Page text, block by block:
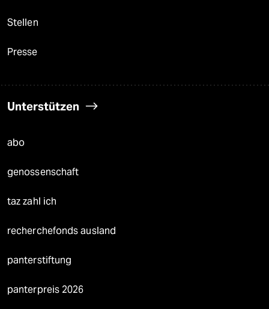
Stellen
Presse
Unterstützen
abo
genossenschaft
taz zahl ich
recherchefonds ausland
panterstiftung
panterpreis 2026